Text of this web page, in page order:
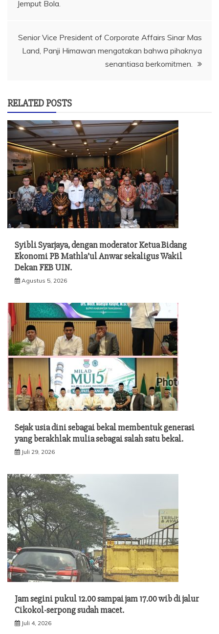
Jemput Bola.
Senior Vice President of Corporate Affairs Sinar Mas
Land, Panji Himawan mengatakan bahwa pihaknya
senantiasa berkomitmen.
RELATED POSTS
Syibli Syarjaya, dengan moderator Ketua Bidang
Ekonomi PB Mathla’ul Anwar sekaligus Wakil
Dekan FEB UIN.
Agustus 5, 2026
Sejak usia dini sebagai bekal membentuk generasi
yang berakhlak mulia sebagai salah satu bekal.
Juli 29, 2026
Jam segini pukul 12.00 sampai jam 17.00 wib di jalur
Cikokol-serpong sudah macet.
Juli 4, 2026